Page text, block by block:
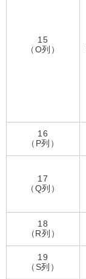
15
（O列）
16
（P列）
17
（Q列）
18
（R列）
19
（S列）